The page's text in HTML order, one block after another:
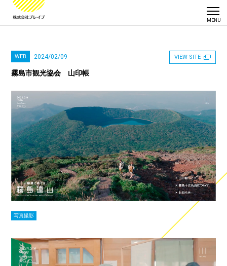
WEB 2024/02/09 VIEW SITE
霧島市観光協会 山印帳
写真撮影